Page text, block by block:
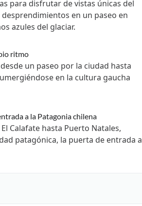
para disfrutar de vistas únicas del
en un paseo en
azules del glaciar.
ritmo
un paseo por la ciudad hasta
en la cultura gaucha
a la Patagonia chilena
Calafate hasta Puerto Natales,
patagónica, la puerta de entrada a